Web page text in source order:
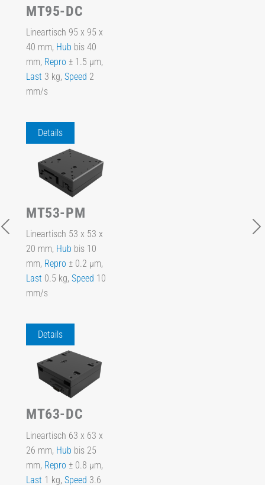
MT95-DC
Lineartisch 95 x 95 x
40 mm, Hub bis 40
mm, Repro ± 1.5 µm,
Last 3 kg, Speed 2
mm/s
Details
MT53-PM
Lineartisch 53 x 53 x
20 mm, Hub bis 10
mm, Repro ± 0.2 µm,
Last 0.5 kg, Speed 10
mm/s
Details
MT63-DC
Lineartisch 63 x 63 x
26 mm, Hub bis 25
mm, Repro ± 0.8 µm,
Last 1 kg, Speed 3.6